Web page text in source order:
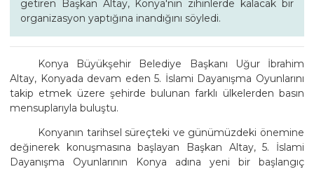
getiren Başkan Altay, Konya'nın zihinlerde kalacak bir
organizasyon yaptığına inandığını söyledi.
Konya Büyükşehir Belediye Başkanı Uğur İbrahim
Altay, Konyada devam eden 5. İslami Dayanışma Oyunlarını
takip etmek üzere şehirde bulunan farklı ülkelerden basın
mensuplarıyla buluştu.
Konyanın tarihsel süreçteki ve günümüzdeki önemine
değinerek konuşmasına başlayan Başkan Altay, 5. İslami
Dayanışma Oyunlarının Konya adına yeni bir başlangıç